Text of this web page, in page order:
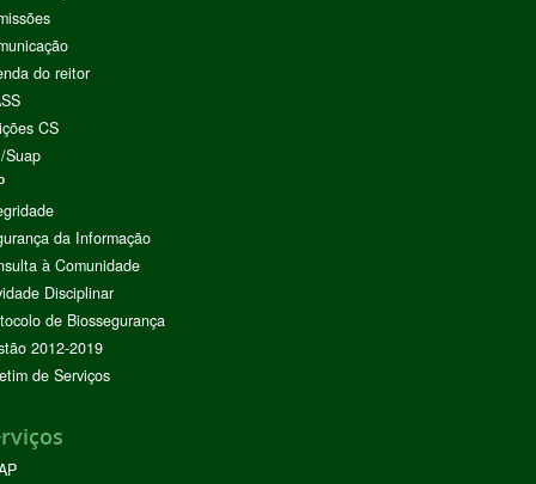
do reitor
CS
Suap
da Informação
à Comunidade
Disciplinar
de Biossegurança
2012-2019
de Serviços